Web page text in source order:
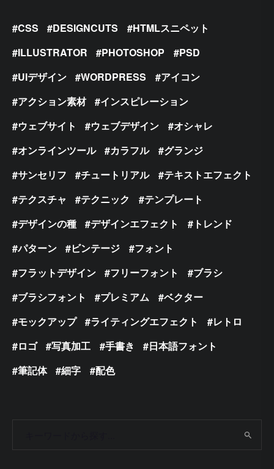
CSS DESIGNCUTS
HTMLスニペット
ILLUSTRATOR
PHOTOSHOP
PSD
UIデザイン
WORDPRESS
アイコン
アクション素材
インスピレーション
ウェブサイト
ウェブデザイン
オシャレ
オンラインツール
カラフル
グランジ
サンセリフ
チュートリアル
テキストエフェクト
テクスチャ
テクニック
テンプレート
デザインの種
デザインエフェクト
トレンド
パターン
ビンテージ
フォント
フラットデザイン
フリーフォント
ブラシ
ブラシフォント
プレミアム
ベクター
モックアップ
ライティングエフェクト
レトロ
ロゴ
写真加工 手書き
日本語フォント
筆記体
細字 配色